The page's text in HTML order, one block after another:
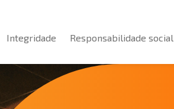
Integridade Responsabilidade social